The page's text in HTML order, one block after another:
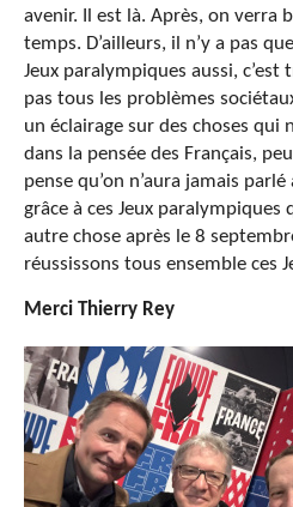
avenir. Il est là. Après, on verra
temps. D’ailleurs, il n’y a pas
Jeux paralympiques aussi,
pas tous les problèmes
un éclairage sur des choses qui
dans la pensée des Français,
pense qu’on n’aura jamais
grâce à ces Jeux paralympiques
autre chose après le 8
réussissons tous ensemble ces
Merci Thierry Rey